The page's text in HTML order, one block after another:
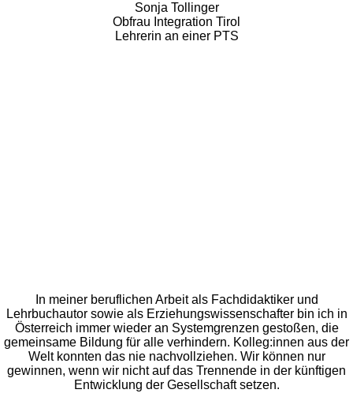
Sonja Tollinger
Obfrau Integration Tirol
Lehrerin an einer PTS
In meiner beruflichen Arbeit als Fachdidaktiker und
Lehrbuchautor sowie als Erziehungswissenschafter bin ich in
Österreich immer wieder an Systemgrenzen gestoßen, die
gemeinsame Bildung für alle verhindern. Kolleg:innen aus der
Welt konnten das nie nachvollziehen. Wir können nur
gewinnen, wenn wir nicht auf das Trennende in der künftigen
Entwicklung der Gesellschaft setzen.